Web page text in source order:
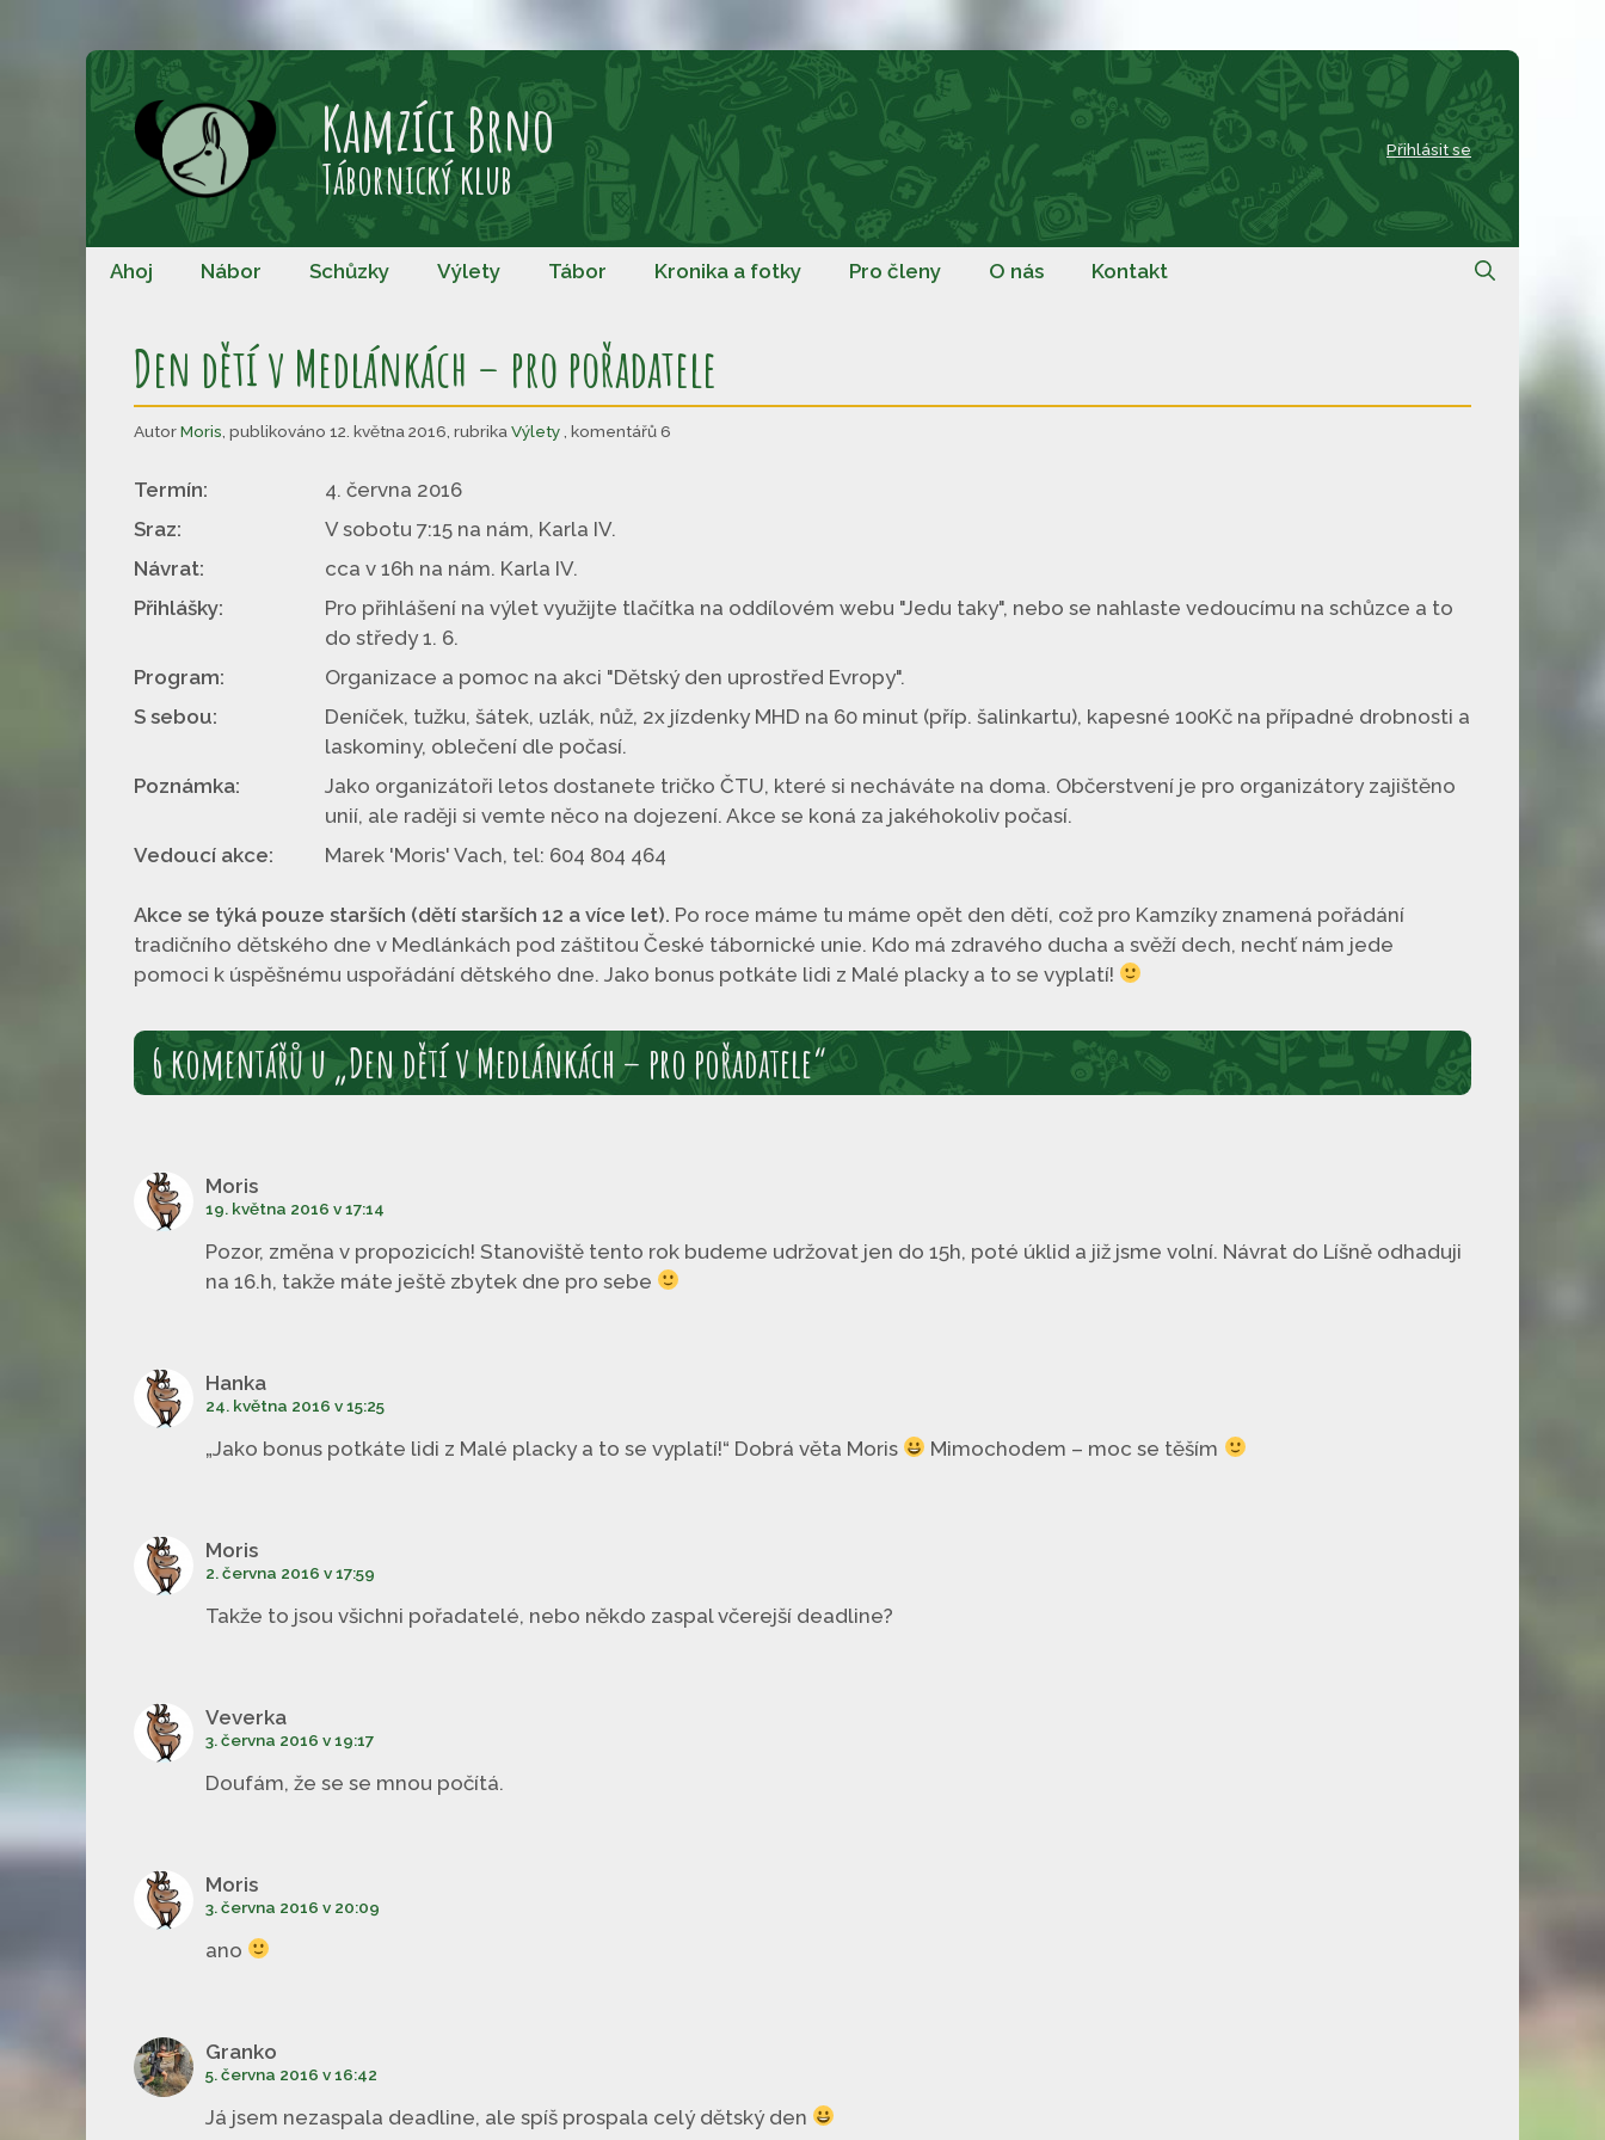
Přeskočit
Kamzíci Brno
Tábornický klub
Přihlásit se
Ahoj Nábor Schůzky Výlety Tábor Kronika a fotky Pro členy O nás Kontakt
Den dětí v Medlánkách – pro pořadatele
AutorMoris publikováno 12. května 2016 rubrika Výlety , komentářů 6
Termín:
4. června 2016
Sraz:
V sobotu 7:15 na nám, Karla IV.
Návrat:
cca v 16h na nám. Karla IV.
Přihlášky:
Pro přihlášení na výlet využijte tlačítka na oddílovém webu "Jedu taky", nebo se nahlaste vedoucímu na schůzce a to
do středy 1. 6.
Program:
Organizace a pomoc na akci "Dětský den uprostřed Evropy".
S sebou:
Deníček, tužku, šátek, uzlák, nůž, 2x jízdenky MHD na 60 minut (příp. šalinkartu), kapesné 100Kč na případné drobnosti a
laskominy, oblečení dle počasí.
Poznámka:
Jako organizátoři letos dostanete tričko ČTU, které si necháváte na doma. Občerstvení je pro organizátory zajištěno
unií, ale raději si vemte něco na dojezení. Akce se koná za jakéhokoliv počasí.
Vedoucí akce:
Marek 'Moris' Vach, tel: 604 804 464
Akce se týká pouze starších (dětí starších 12 a více let). Po roce máme tu máme opět den dětí, což pro Kamzíky znamená pořádání
tradičního dětského dne v Medlánkách pod záštitou České tábornické unie. Kdo má zdravého ducha a svěží dech, nechť nám jede
pomoci k úspěšnému uspořádání dětského dne. Jako bonus potkáte lidi z Malé placky a to se vyplatí!
6 komentářů u „Den dětí v Medlánkách – pro pořadatele“
Moris
19. května 2016 v 17:14
Pozor, změna v propozicích! Stanoviště tento rok budeme udržovat jen do 15h, poté úklid a již jsme volní. Návrat do Líšně odhaduji
na 16.h, takže máte ještě zbytek dne pro sebe
Hanka
24. května 2016 v 15:25
„Jako bonus potkáte lidi z Malé placky a to se vyplatí!“ Dobrá věta Moris Mimochodem – moc se těším
Moris
2. června 2016 v 17:59
Takže to jsou všichni pořadatelé, nebo někdo zaspal včerejší deadline?
Veverka
3. června 2016 v 19:17
Doufám, že se se mnou počítá.
Moris
3. června 2016 v 20:09
ano
Granko
5. června 2016 v 16:42
Já jsem nezaspala deadline, ale spíš prospala celý dětský den